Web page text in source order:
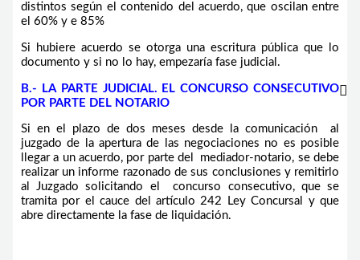
distintos según el contenido del acuerdo, que oscilan entre
el 60% y e 85%
Si hubiere acuerdo se otorga una escritura pública que lo
documento y si no lo hay, empezaría fase judicial.
B.- LA PARTE JUDICIAL. EL CONCURSO CONSECUTIVO
POR PARTE DEL NOTARIO
Si en el plazo de dos meses desde la comunicación al
juzgado de la apertura de las negociaciones no es posible
llegar a un acuerdo, por parte del mediador-notario, se debe
realizar un informe razonado de sus conclusiones y remitirlo
al Juzgado solicitando el concurso consecutivo, que se
tramita por el cauce del artículo 242 Ley Concursal y que
abre directamente la fase de liquidación.